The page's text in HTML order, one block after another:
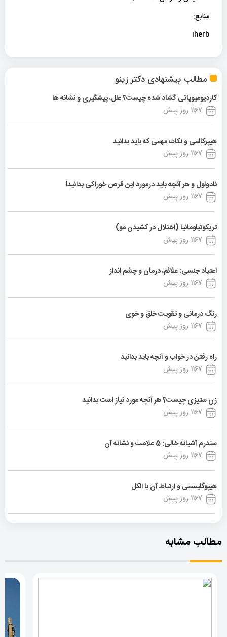
مطالب پیشنهادی دکتر زینو
کاردیومیوپاتی گشاد شده چیست؟ علل، پیشگیری و نشانه ها
1167 روز پیش
هیپرکالمی و نکات مهمی که باید بدانید
1167 روز پیش
نادولول و هر آنچه باید درمورد این قرص خوراکی بدانید!
1167 روز پیش
تریکوتیلومانیا (اختلال در کشیدن مو)
1167 روز پیش
اعتیاد جنسی: علائم، درمان و چشم انداز
1167 روز پیش
رنگ درمانی و تقویت خلق و خوی
1167 روز پیش
راه رفتن در خواب و آنچه باید بدانید
1167 روز پیش
زن ستیزی چیست؟ هر آنچه مورد نیاز است بدانید
1167 روز پیش
سندرم آشیانه خالی: 5 علامت و نشانه آن
1167 روز پیش
هیپوگلیسمی و ارتباط آن با الکل
1167 روز پیش
منابع:
iherb
مطالب مشابه